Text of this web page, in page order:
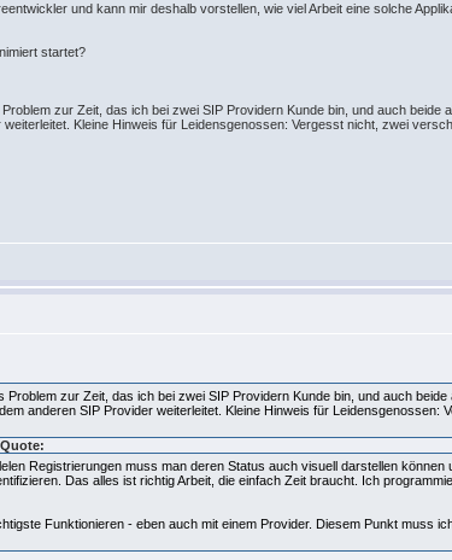
und kann mir deshalb vorstellen, wie viel Arbeit eine solche
startet?
zur Zeit, das ich bei zwei SIP Providern Kunde bin, und auch
Kleine Hinweis für Leidensgenossen: Vergesst nicht, zwei
zur Zeit, das ich bei zwei SIP Providern Kunde bin, und auch
anderen SIP Provider weiterleitet. Kleine Hinweis für Leidensgenossen:
Quote:
Registrierungen muss man deren Status auch visuell darstellen
Das alles ist richtig Arbeit, die einfach Zeit braucht. Ich
Funktionieren - eben auch mit einem Provider. Diesem Punkt muss